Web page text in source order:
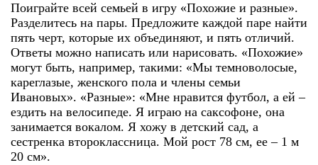
Поиграйте всей семьей в игру «Похожие и разные».
Разделитесь на пары. Предложите каждой паре найти
пять черт, которые их объединяют, и пять отличий.
Ответы можно написать или нарисовать. «Похожие»
могут быть, например, такими: «Мы темноволосые,
кареглазые, женского пола и члены семьи
Ивановых». «Разные»: «Мне нравится футбол, а ей –
ездить на велосипеде. Я играю на саксофоне, она
занимается вокалом. Я хожу в детский сад, а
сестренка второклассница. Мой рост 78 см, ее – 1 м
20 см».